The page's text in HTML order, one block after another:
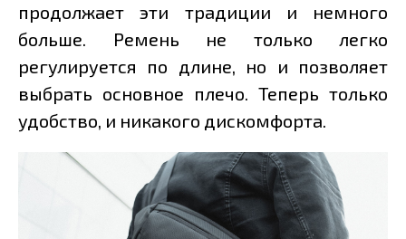
продолжает эти традиции и немного
больше. Ремень не только легко
регулируется по длине, но и позволяет
выбрать основное плечо. Теперь только
удобство, и никакого дискомфорта.